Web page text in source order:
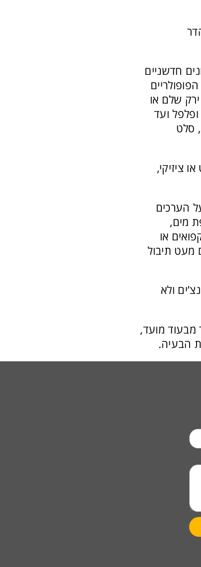
חדשניים
שלם או
ועד
סלט
ציזיקי,
הערכים
מים,
או
מעט תיבול
ולא
מבעוד מועד,
הבעיה.